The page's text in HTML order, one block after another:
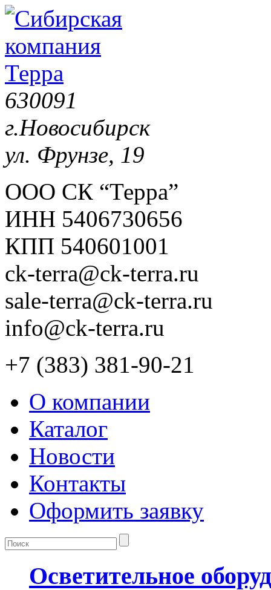
630091
г.Новосибирск
ул. Фрунзе, 19
ООО СК “Терра”
ИНН 5406730656
КПП 540601001
ck-terra@ck-terra.ru
sale-terra@ck-terra.ru
info@ck-terra.ru
+7 (383) 381-90-21
О компании
Каталог
Новости
Контакты
Оформить заявку
Осветительное